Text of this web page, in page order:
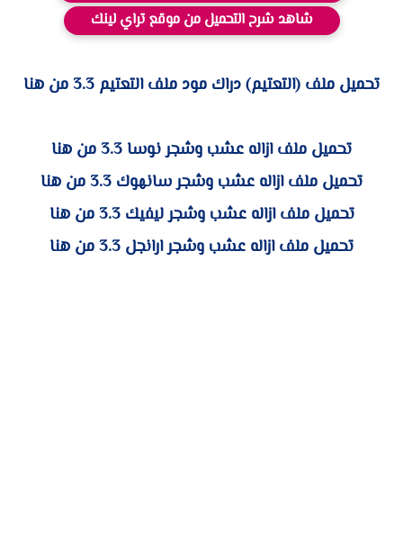
شاهد شرح التحميل من موقع تراي لينك
تحميل ملف (التعتيم) دراك مود ملف التعتيم 3.3 من هنا
تحميل ملف ازاله عشب وشجر نوسا 3.3 من هنا
تحميل ملف ازاله عشب وشجر سانهوك 3.3 من هنا
تحميل ملف ازاله عشب وشجر ليفيك 3.3 من هنا
تحميل ملف ازاله عشب وشجر ارانجل 3.3 من هنا